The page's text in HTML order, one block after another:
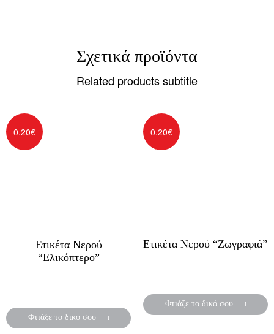
Σχετικά προϊόντα
Related products subtitle
Ετικέτα Νερού
“Ελικόπτερο”
0.20€
Φτιάξε το δικό σου
Ετικέτα Νερού “Ζωγραφιά”
0.20€
Φτιάξε το δικό σου